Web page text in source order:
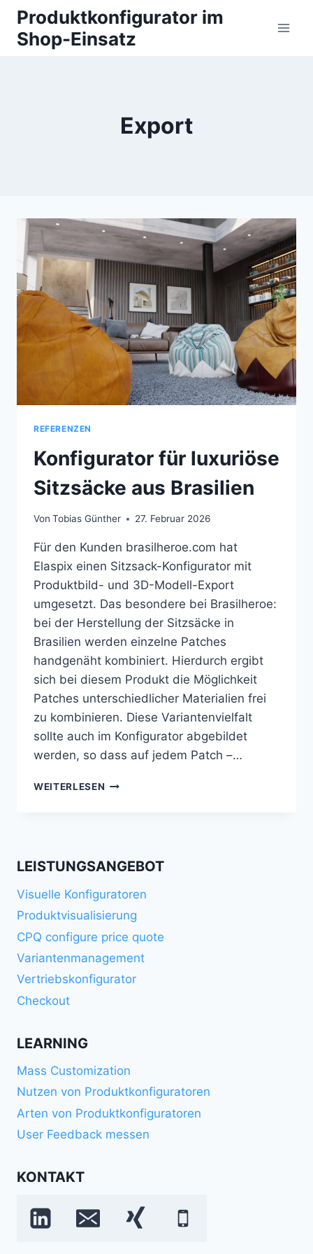
Zum
Inhalt
springen
Produktkonfigurator im
Shop-Einsatz
Export
REFERENZEN
Konfigurator für luxuriöse
Sitzsäcke aus Brasilien
Von Tobias Günther 27. Februar 2026
Für den Kunden brasilheroe.com hat
Elaspix einen Sitzsack-Konfigurator mit
Produktbild- und 3D-Modell-Export
umgesetzt. Das besondere bei Brasilheroe:
bei der Herstellung der Sitzsäcke in
Brasilien werden einzelne Patches
handgenäht kombiniert. Hierdurch ergibt
sich bei diesem Produkt die Möglichkeit
Patches unterschiedlicher Materialien frei
zu kombinieren. Diese Variantenvielfalt
sollte auch im Konfigurator abgebildet
werden, so dass auf jedem Patch –…
WEITERLESEN KONFIGURATOR
LEISTUNGSANGEBOT
Visuelle Konfiguratoren
Produktvisualisierung
CPQ configure price quote
Variantenmanagement
Vertriebskonfigurator
Checkout
LEARNING
Mass Customization
Nutzen von Produktkonfiguratoren
Arten von Produktkonfiguratoren
User Feedback messen
KONTAKT